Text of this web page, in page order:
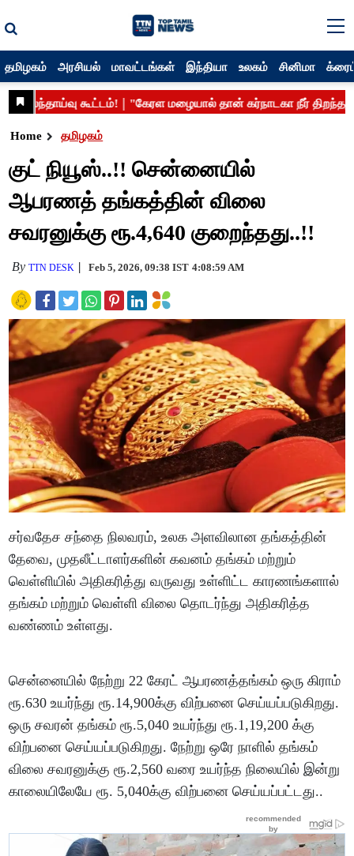
தமிழகம் அரசியல் மாவட்டங்கள் இந்தியா உலகம் சினிமா
Home தமிழகம்
குட் நியூஸ்..!! சென்னையில்
ஆபரணத் தங்கத்தின் விலை
சவரனுக்கு ரூ.4,640 குறைந்தது..!!
ByTTN DESK Feb 5, 2026, 09:38 IST 4:08:59 AM
சர்வதேச சந்தை நிலவரம், உலக அளவிலான தங்கத்தின்
தேவை, முதலீட்டாளர்களின் கவனம் தங்கம் மற்றும்
வெள்ளியில் அதிகரித்து வருவது உள்ளிட்ட காரணங்களால்
தங்கம் மற்றும் வெள்ளி விலை தொடர்ந்து அதிகரித்த
வண்ணம் உள்ளது.
சென்னையில் நேற்று 22 கேரட் ஆபரணத்தங்கம் ஒரு கிராம்
ரூ.630 உயர்ந்து ரூ.14,900க்கு விற்பனை செய்யப்படுகிறது.
ஒரு சவரன் தங்கம் ரூ.5,040 உயர்ந்து ரூ.1,19,200 க்கு
விற்பனை செய்யப்படுகிறது. நேற்று ஒரே நாளில் தங்கம்
விலை சவரனுக்கு ரூ.2,560 வரை உயர்ந்த நிலையில் இன்று
காலையிலேயே ரூ. 5,040க்கு விற்பனை செய்யப்பட்டது..